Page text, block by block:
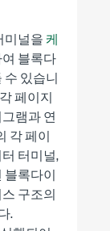
미널을 케
블록다
수 있습니
페이지
램과 연
각 페이
터미널,
블록다이
구조의
.